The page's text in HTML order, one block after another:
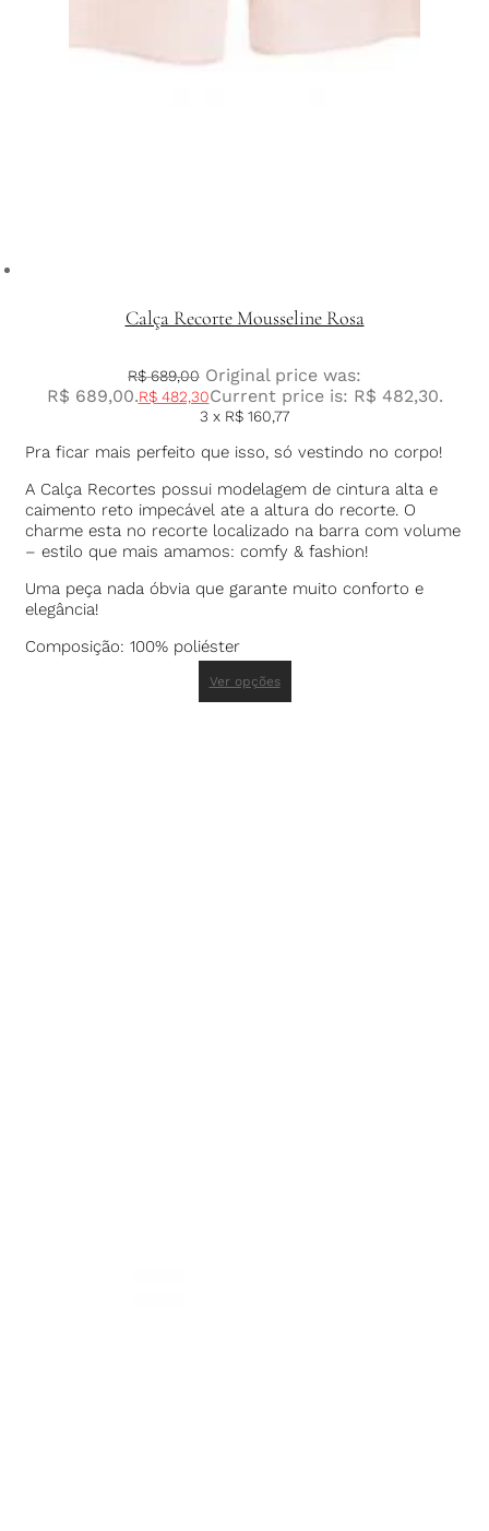
Calça Recorte Mousseline Rosa
R$689,00 Original price was:
R$ 689,00.R$482,30Current price is: R$ 482,30.
3 x R$ 160,77
Pra ficar mais perfeito que isso, só vestindo no corpo!
A Calça Recortes possui modelagem de cintura alta e
caimento reto impecável ate a altura do recorte. O
charme esta no recorte localizado na barra com volume
– estilo que mais amamos: comfy & fashion!
Uma peça nada óbvia que garante muito conforto e
elegância!
Composição: 100% poliéster
Ver opções